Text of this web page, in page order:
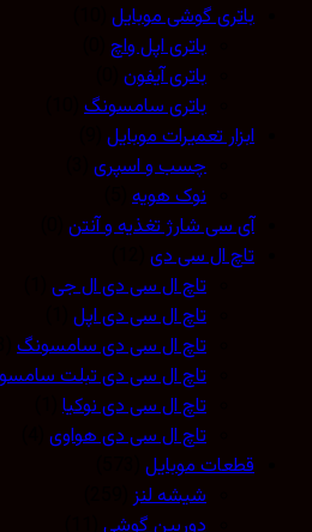
باتری گوشی موبایل(10)
باتری اپل واچ(0)
باتری آیفون(0)
باتری سامسونگ(10)
ابزار تعمیرات موبایل(9)
چسب و اسپری(3)
نوک هویه(5)
آی سی شارژ تغذیه و آنتن(0)
تاچ ال سی دی(12)
تاچ ال سی دی ال جی(1)
تاچ ال سی دی اپل(1)
تاچ ال سی دی سامسونگ(3)
تاچ ال سی دی تبلت سامسونگ(2)
تاچ ال سی دی نوکیا (1)
تاچ ال سی دی هواوی(4)
قطعات موبایل(573)
شیشه لنز(259)